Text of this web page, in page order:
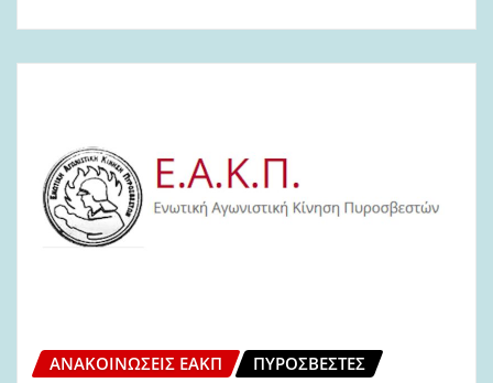
ΑΝΑΚΟΙΝΏΣΕΙΣ ΕΑΚΠ ΠΥΡΟΣΒΈΣΤΕΣ